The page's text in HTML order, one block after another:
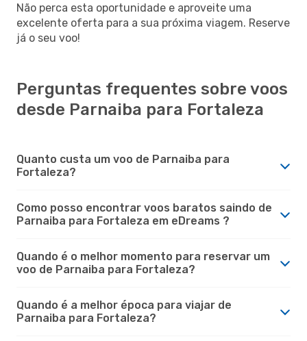
Não perca esta oportunidade e aproveite uma
excelente oferta para a sua próxima viagem. Reserve
já o seu voo!
Perguntas frequentes sobre voos
desde Parnaiba para Fortaleza
Quanto custa um voo de Parnaiba para
Fortaleza?
Como posso encontrar voos baratos saindo de
Parnaiba para Fortaleza em eDreams ?
Quando é o melhor momento para reservar um
voo de Parnaiba para Fortaleza?
Quando é a melhor época para viajar de
Parnaiba para Fortaleza?